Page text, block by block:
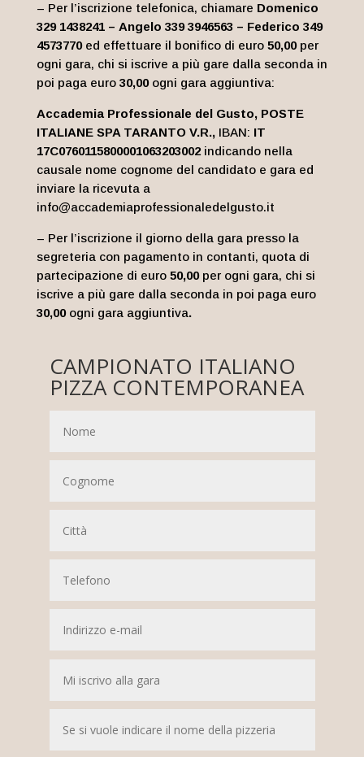
– Per l’iscrizione telefonica, chiamare Domenico
329 1438241 – Angelo 339 3946563 – Federico 349
4573770 ed effettuare il bonifico di euro 50,00per
ogni gara, chi si iscrive a più gare dalla seconda in
poi paga euro 30,00ogni gara aggiuntiva:
Accademia Professionale del Gusto, POSTE
ITALIANE SPA TARANTO V.R., IBAN: IT
17C0760115800001063203002indicando nella
causale nome cognome del candidato e gara ed
inviare la ricevuta a
info@accademiaprofessionaledelgusto.it
– Per l’iscrizione il giorno della gara presso la
segreteria con pagamento in contanti, quota di
partecipazione di euro 50,00per ogni gara, chi si
iscrive a più gare dalla seconda in poi paga euro
30,00ogni gara aggiuntiva.
CAMPIONATO ITALIANO
PIZZA CONTEMPORANEA